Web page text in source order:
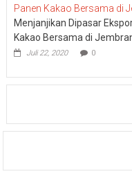
Menjanjikan Dipasar
Kakao Bersama di
Juli 22, 2020 0